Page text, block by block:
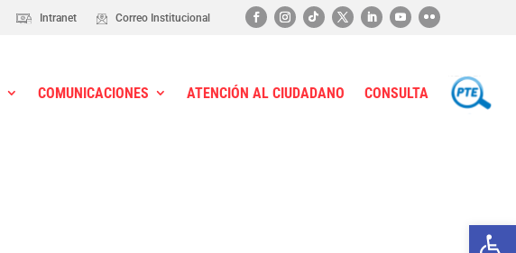
Intranet Correo Institucional
COMUNICACIONES ATENCIÓN AL CIUDADANO CONSULTA PTE